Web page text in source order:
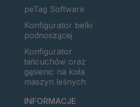
peTag Software
Konfigurator belki
podnoszącej
Konfigurator
łańcuchów oraz
gąsienic na koła
maszyn leśnych
INFORMACJE